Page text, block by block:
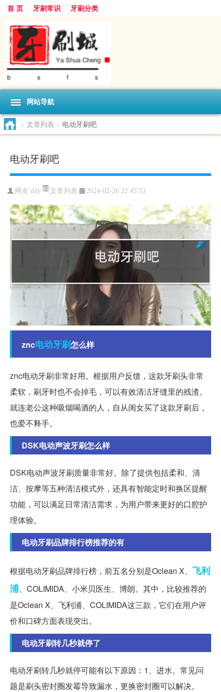
首 页 牙刷常识 牙刷分类
网站导航
> 文章列表 > 电动牙刷吧
电动牙刷吧
网友:ddy 文章列表 2024-02-26 22:45:53
znc电动牙刷怎么样
znc电动牙刷非常好用。根据用户反馈，这款牙刷头非常
柔软，刷牙时也不会掉毛，可以有效清洁牙缝里的残渣。
就连老公这种吸烟喝酒的人，自从闺女买了这款牙刷后，
也爱不释手。
DSK电动声波牙刷怎么样
DSK电动声波牙刷质量非常好。除了提供包括柔和、清
洁、按摩等五种清洁模式外，还具有智能定时和换区提醒
功能，可以满足日常清洁需求，为用户带来更好的口腔护
理体验。
电动牙刷品牌排行榜推荐的有
根据电动牙刷品牌排行榜，前五名分别是Oclean X、 飞利
浦、COLIMIDA、小米贝医生、博朗。其中，比较推荐的
是Oclean X、飞利浦、COLIMIDA这三款，它们在用户评
价和口碑方面表现突出。
电动牙刷转几秒就停了
电动牙刷转几秒就停可能有以下原因：1、进水。常见问
题是刷头密封圈发霉导致漏水，更换密封圈可以解决。